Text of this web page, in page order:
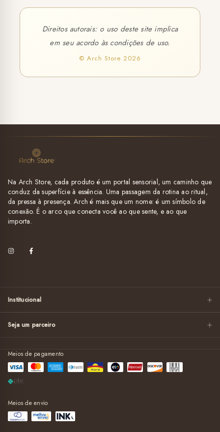
Direitos autorais: o uso deste site implica
em seu acordo às condições de uso.
© Arch Store 2026
Na Arch Store, cada produto é um portal sensorial, um caminho que
conduz da superfície à essência. Uma passagem da rotina ao ritual,
da pressa à presença. Arch é mais que um nome: é um símbolo de
conexão. É o arco que conecta você ao que sente, e ao que
importa.
Institucional
Seja um parceiro
Meios de pagamento
Meios de envio